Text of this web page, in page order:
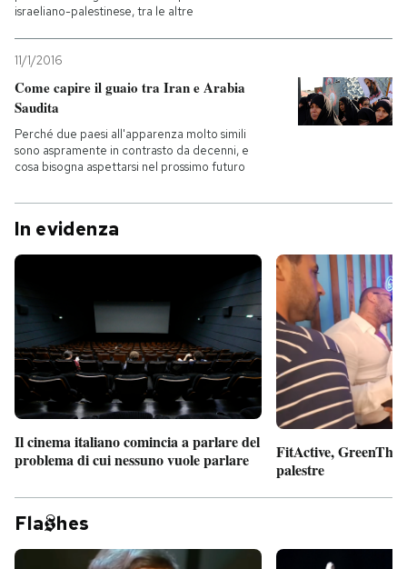
israeliano-palestinese, tra le altre
11/1/2016
Come capire il guaio tra Iran e Arabia
Saudita
Perché due paesi all'apparenza molto simili
sono aspramente in contrasto da decenni, e
cosa bisogna aspettarsi nel prossimo futuro
In evidenza
Il cinema italiano comincia a parlare del
problema di cui nessuno vuole parlare
FitActive,
palestre
Fla hes